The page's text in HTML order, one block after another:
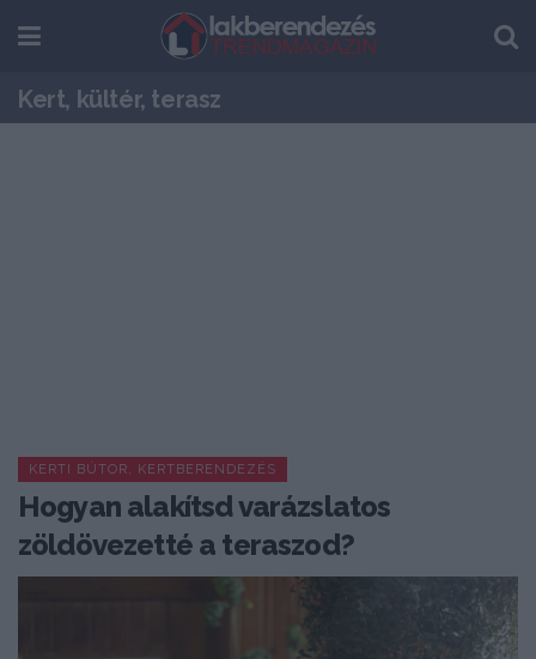
Kert, kültér, terasz
KERTI BÚTOR, KERTBERENDEZÉS
Hogyan alakítsd varázslatos
zöldövezetté a teraszod?